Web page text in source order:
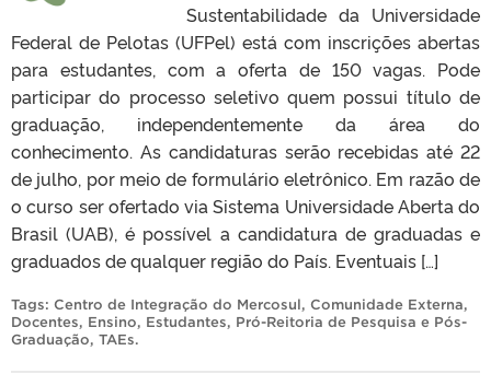
Sustentabilidade da Universidade
Federal de Pelotas (UFPel) está com inscrições abertas
para estudantes, com a oferta de 150 vagas. Pode
participar do processo seletivo quem possui título de
graduação, independentemente da área do
conhecimento. As candidaturas serão recebidas até 22
de julho, por meio de formulário eletrônico. Em razão de
o curso ser ofertado via Sistema Universidade Aberta do
Brasil (UAB), é possível a candidatura de graduadas e
graduados de qualquer região do País. Eventuais […]
Tags: Centro de Integração do Mercosul, Comunidade Externa,
Docentes, Ensino, Estudantes, Pró-Reitoria de Pesquisa e Pós-
Graduação, TAEs.